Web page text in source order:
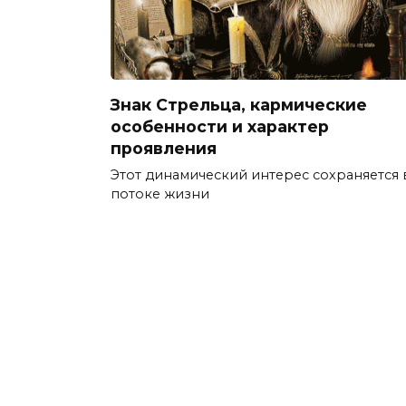
Знак Стрельца, кармические
особенности и характер
проявления
Этот динамический интерес сохраняется
потоке жизни